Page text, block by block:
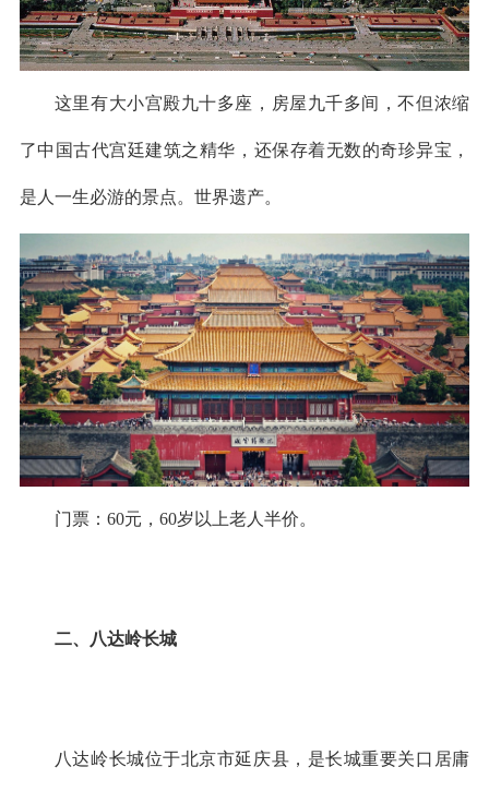
这里有大小宫殿九十多座，房屋九千多间，不但浓缩
了中国古代宫廷建筑之精华，还保存着无数的奇珍异宝，
是人一生必游的景点。世界遗产。
门票：60元，60岁以上老人半价。
二、八达岭长城
八达岭长城位于北京市延庆县，是长城重要关口居庸